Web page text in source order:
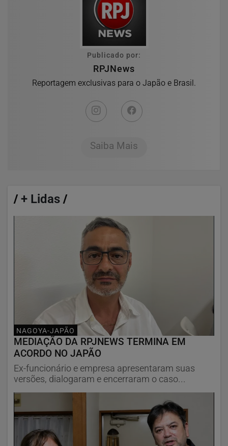
Publicado por:
RPJNews
Reportagem exclusivas para o Japão e Brasil.
Saiba Mais
/ + Lidas /
NAGOYA-JAPÃO
MEDIAÇÃO DA RPJNEWS TERMINA EM
ACORDO NO JAPÃO
Ex-funcionário e empresa apresentaram suas
versões, dialogaram e encerraram o caso...